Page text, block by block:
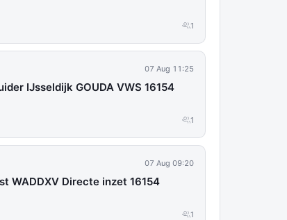
1
07 Aug 11:25
IJsseldijk GOUDA VWS 16154
1
07 Aug 09:20
WADDXV Directe inzet 16154
1